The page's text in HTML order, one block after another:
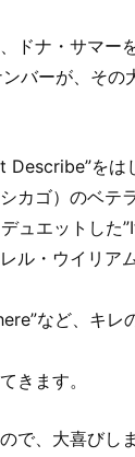
ドナ・サマー
バーが、その
Describe”をは
カゴ）のベテ
ュエットした
ル・ウイリア
など、キレ
きます。
で、大喜びし